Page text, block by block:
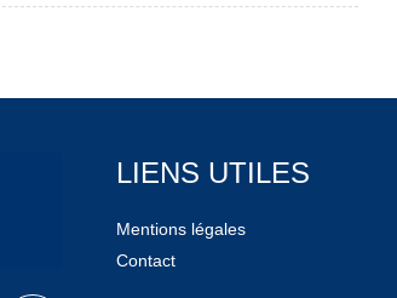
LIENS UTILES
Mentions légales
Contact